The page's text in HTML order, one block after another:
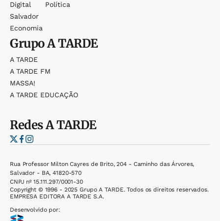
Digital
Salvador
Economia
Política
GrupoA TARDE
A TARDE
A TARDE FM
MASSA!
A TARDE EDUCAÇÃO
RedesA TARDE
Rua Professor Milton Cayres de Brito, 204 - Caminho das Árvores,
Salvador - BA, 41820-570
CNPJ nº 15.111.297/0001-30
Copyright © 1996 - 2025 Grupo A TARDE. Todos os direitos reservados.
EMPRESA EDITORA A TARDE S.A.
Desenvolvido por: